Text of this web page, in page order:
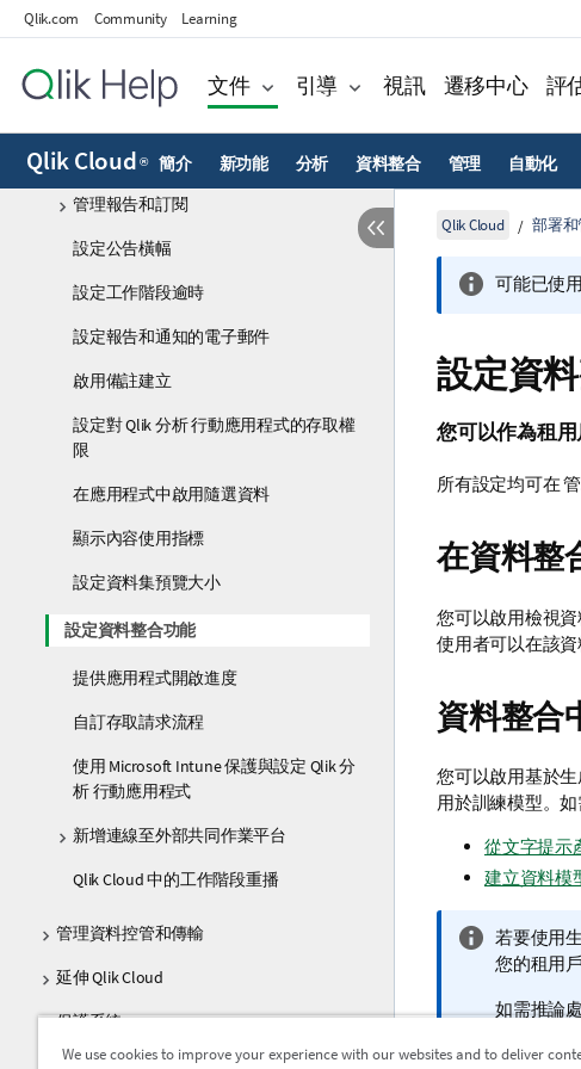
Qlik.com Community Learning
文件 引導 視訊 遷移中心 評
Qlik Cloud ® 簡介 新功能 分析 資料整合 管理 自動化
監控系統和資源
設定功能和整合
啟用和管理資料警示
管理報告和訂閱
設定公告橫幅
設定工作階段逾時
設定報告和通知的電子郵件
啟用備註建立
設定對 Qlik 分析 行動應用程式的存取權
限
在應用程式中啟用隨選資料
顯示內容使用指標
設定資料集預覽大小
設定資料整合功能
提供應用程式開啟進度
自訂存取請求流程
使用 Microsoft Intune 保護與設定 Qlik 分
析 行動應用程式
新增連線至外部共同作業平台
Qlik Cloud 中的工作階段重播
管理資料控管和傳輸
延伸 Qlik Cloud
保護系統
Qlik Cloud 部署和
可能已使
設定資
您可以作為租
所有設定均可在
在資料整
您可以啟用檢視
使用者可以在該資
資料整合
您可以啟用基於生
用於訓練模型。
從文字提示
建立資料模
資
訊
註
若要使用
您的租用
如需推論
We use cookies to improve your experience with our websites and to deliver